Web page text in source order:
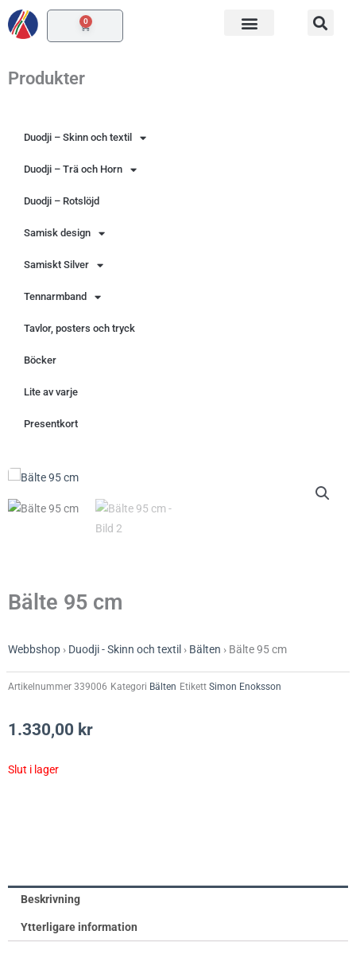
Hoppa
till
0
Varukorg
Produkter
Duodji – Skinn och textil
Duodji – Trä och Horn
Duodji – Rotslöjd
Samisk design
Samiskt Silver
Tennarmband
Tavlor, posters och tryck
Böcker
Lite av varje
Presentkort
Bälte 95 cm
Webbshop › Duodji - Skinn och textil › Bälten › Bälte 95 cm
Artikelnummer 339006 Kategori Bälten Etikett Simon Enoksson
1.330,00 kr
Slut i lager
Beskrivning
Ytterligare information